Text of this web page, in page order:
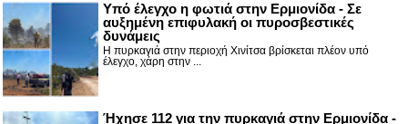
Υπό έλεγχο η φωτιά στην Ερμιονίδα - Σε
αυξημένη επιφυλακή οι πυροσβεστικές
δυνάμεις
Η πυρκαγιά στην περιοχή Χινίτσα βρίσκεται πλέον υπό
έλεγχο, χάρη στην ...
Ήχησε 112 για την πυρκαγιά στην Ερμιονίδα -